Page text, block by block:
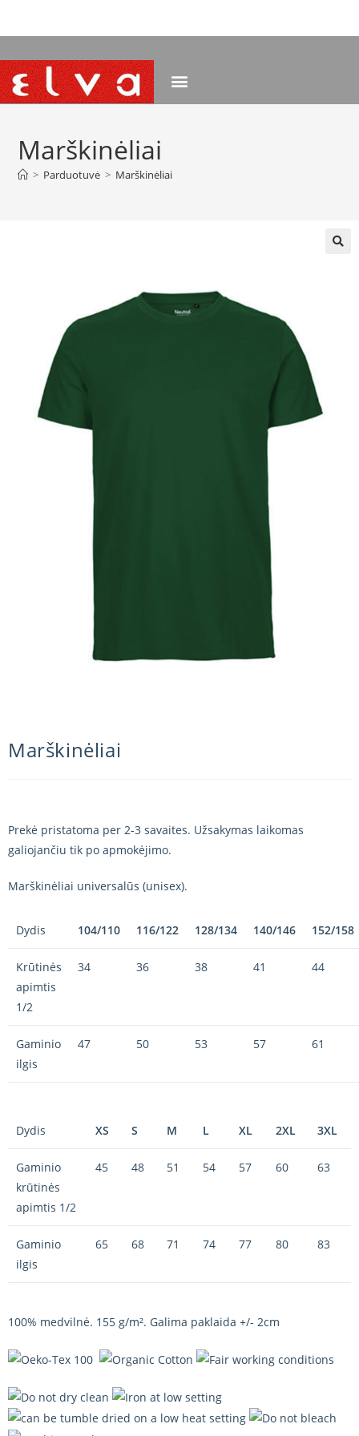
Marškinėliai
> Parduotuvė > Marškinėliai
Marškinėliai
Prekė pristatoma per 2-3 savaites. Užsakymas laikomas
galiojančiu tik po apmokėjimo.
Marškinėliai universalūs (unisex).
Dydis 104/110 116/122 128/134 140/146 152/158
Krūtinės
apimtis
1/2
34 36 38 41 44
Gaminio
ilgis
47 50 53 57 61
Dydis XS S M L XL 2XL 3XL
Gaminio
krūtinės
apimtis 1/2
45 48 51 54 57 60 63
Gaminio
ilgis
65 68 71 74 77 80 83
100% medvilnė. 155 g/m². Galima paklaida +/- 2cm